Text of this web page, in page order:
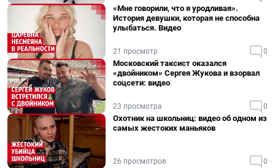
«Мне говорили, что я уродливая».
История девушки, которая не способна
улыбаться. Видео
21 просмотр 0
Московский таксист оказался
«двойником» Сергея Жукова и взорвал
соцсети: видео
23 просмотра 0
Охотник на школьниц: видео об одном из
самых жестоких маньяков
26 просмотров 0